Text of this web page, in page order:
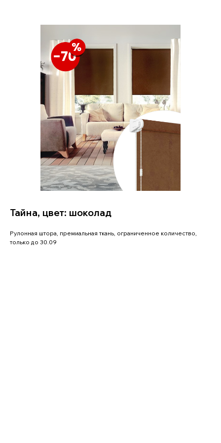
Тайна, цвет: шоколад
Рулонная штора, премиальная ткань, ограниченное количество,
только до 30.09